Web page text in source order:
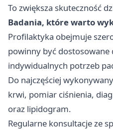
To zwiększa skuteczność
Badania, które warto
Profilaktyka obejmuje
powinny być
indywidualnych potrzeb
Do najczęściej
krwi, pomiar ciśnienia,
oraz lipidogram.
Regularne konsultacje ze